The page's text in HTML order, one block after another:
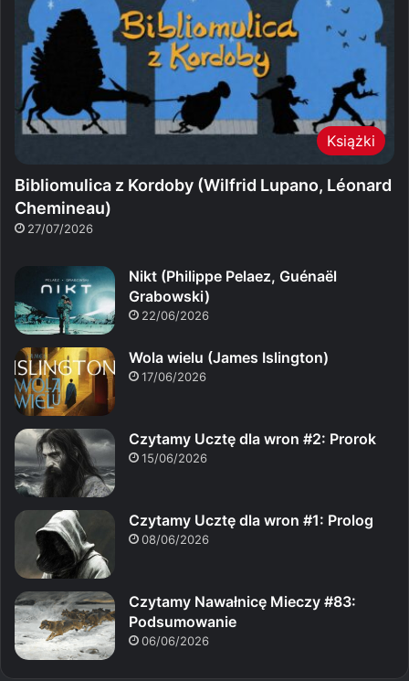
Książki
Bibliomulica z Kordoby (Wilfrid Lupano, Léonard
Chemineau)
27/07/2026
Nikt (Philippe Pelaez, Guénaël
Grabowski)
22/06/2026
Wola wielu (James Islington)
17/06/2026
Czytamy Ucztę dla wron #2: Prorok
15/06/2026
Czytamy Ucztę dla wron #1: Prolog
08/06/2026
Czytamy Nawałnicę Mieczy #83:
Podsumowanie
06/06/2026